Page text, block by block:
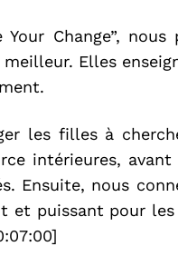
Change”,
Elles
les filles à
intérieures,
Ensuite, nous
et puissant pour